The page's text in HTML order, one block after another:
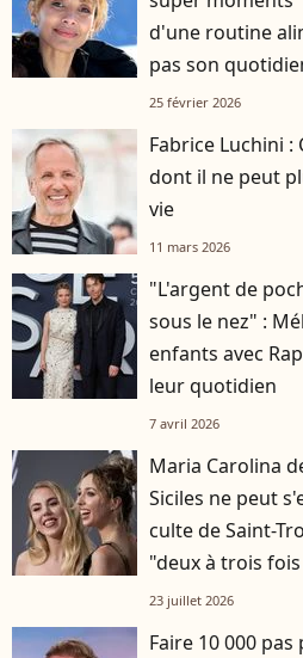
d'une routine
pas son
25 février 2026
Fabrice Luchini
dont il ne peut
vie
11 mars 2026
"L'argent de
sous le nez" :
enfants avec
leur quotidien
7 avril 2026
Maria Carolina
Siciles ne peut
culte de Saint-
"deux à trois
23 juillet 2026
Faire 10 000